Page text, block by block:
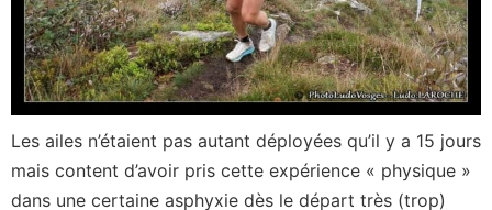
Les ailes n’étaient pas autant déployées qu’il y a 15 jours
mais content d’avoir pris cette expérience « physique »
dans une certaine asphyxie dès le départ très (trop)